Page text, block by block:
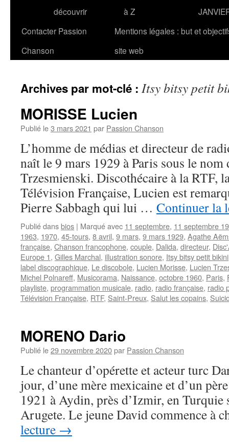
découvrir
à Z
Contacter Passion
Chanson
Mentions légales : but et
site web
Archives par mot-clé : Itsy bitsy petit
MORISSE Lucien
Publié le3 mars 2021 par Passion Chanson
L’homme de médias et directeur de
naît le 9 mars 1929 à Paris sous le nom
Trzesmienski. Discothécaire à la RTF,
Télévision Française, Lucien est
Pierre Sabbagh qui lui … Continuer la
Publié dansbios | Marqué avec 11 septembre, 11 septembre
1963, 1970, 45-tours, 8 avril, 9 mars, 9 mars 1929, Agathe
française, Chanson francophone, couple, Dalida, directeur,
Europe 1, Gilles Marchal, illustration sonore, Itsy bitsy petit bikini
label discographique, Le discobole, Lucien Morisse, Lucien
Michel Polnareff, Musicorama, Naissance, octobre 1960, Paris,
playliste, programmation musicale, radio, radio française, radio
Télévision Française, RTF, Saint-Preux, Salut les copains,
MORENO Dario
Publié le29 novembre 2020par Passion Chanson
Le chanteur d’opérette et acteur turc
jour, d’une mère mexicaine et d’un
1921 à Aydin, près d’Izmir, en Turquie
Arugete. Le jeune David commence à
lecture →